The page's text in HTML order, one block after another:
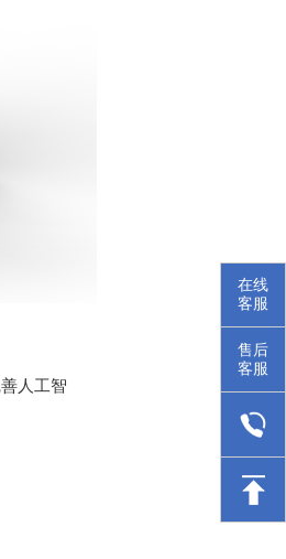
人工智
在线
客服
售后
客服